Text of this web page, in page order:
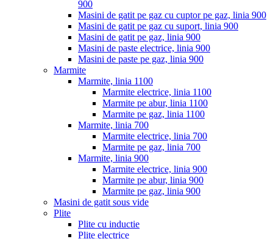
900
Masini de gatit pe gaz cu cuptor pe gaz, linia 900
Masini de gatit pe gaz cu suport, linia 900
Masini de gatit pe gaz, linia 900
Masini de paste electrice, linia 900
Masini de paste pe gaz, linia 900
Marmite
Marmite, linia 1100
Marmite electrice, linia 1100
Marmite pe abur, linia 1100
Marmite pe gaz, linia 1100
Marmite, linia 700
Marmite electrice, linia 700
Marmite pe gaz, linia 700
Marmite, linia 900
Marmite electrice, linia 900
Marmite pe abur, linia 900
Marmite pe gaz, linia 900
Masini de gatit sous vide
Plite
Plite cu inductie
Plite electrice